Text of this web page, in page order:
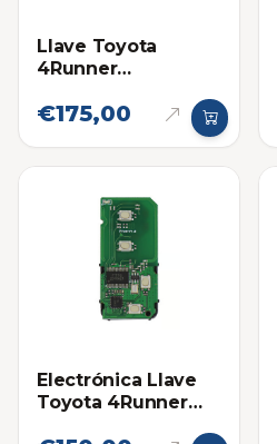
Llave Toyota
4Runner
€175,00
Electrónica Llave
Toyota 4Runner